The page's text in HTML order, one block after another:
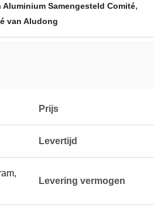
Aluminium Samengesteld Comité,
van Aludong
Prijs
Levertijd
Levering vermogen